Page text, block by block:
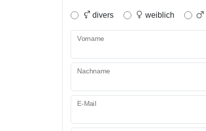
divers weiblich
Vorname
Nachname
E-Mail